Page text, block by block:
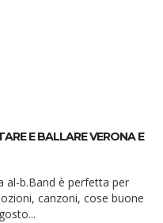
E BALLARE VERONA E
canzoni, cose buone